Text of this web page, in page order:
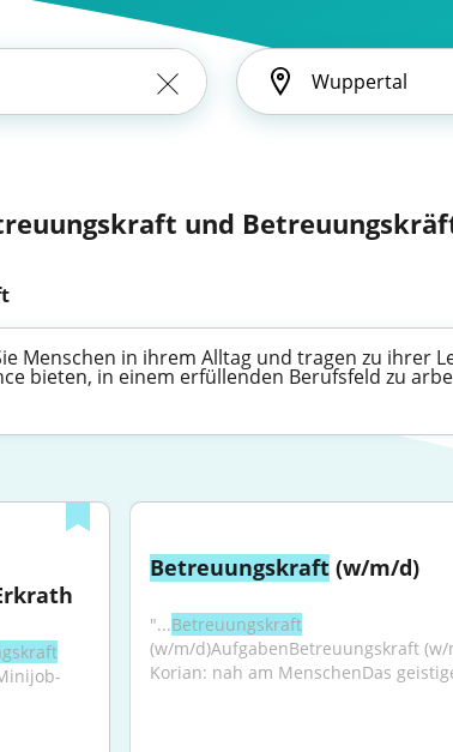
und
Menschen in ihrem Alltag und tragen zu ihrer
bieten, in einem erfüllenden Berufsfeld zu
Betreuungskraft (w/m/d)
"...Betreuungskraft
(w/m/d)AufgabenBetreuungskraft
Korian: nah am MenschenDas